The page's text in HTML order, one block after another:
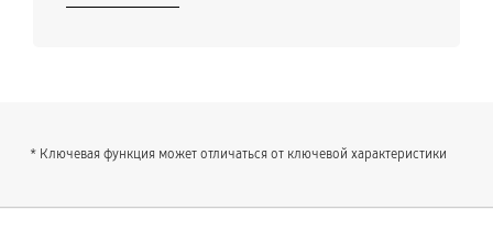
* Ключевая функция может отличаться от ключевой характеристики